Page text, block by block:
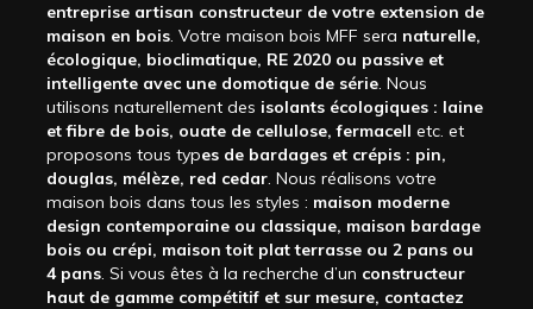
entreprise artisan constructeur de votre extension de
maison en bois. Votre maison bois MFF sera naturelle,
écologique, bioclimatique, RE 2020 ou passive et
intelligente avec une domotique de série. Nous
utilisons naturellement des isolants écologiques : laine
et fibre de bois, ouate de cellulose, fermacell etc. et
proposons tous types de bardages et crépis : pin,
douglas, mélèze, red cedar. Nous réalisons votre
maison bois dans tous les styles : maison moderne
design contemporaine ou classique, maison bardage
bois ou crépi, maison toit plat terrasse ou 2 pans ou
4 pans. Si vous êtes à la recherche d’un constructeur
haut de gamme compétitif et sur mesure, contactez